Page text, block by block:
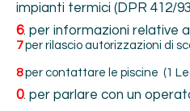
impianti termici (DPR 412/
6. per informazioni relative
7per rilascio autorizzazioni di
8 per contattare le piscine (1
0. per parlare con un